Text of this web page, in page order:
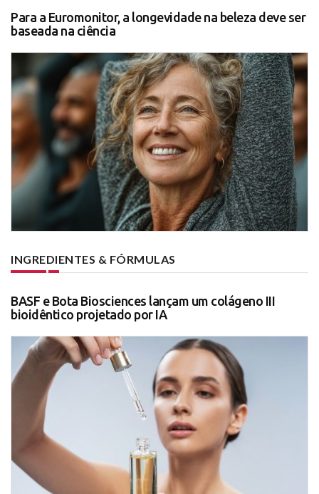
Para a Euromonitor, a longevidade na beleza deve ser
baseada na ciência
INGREDIENTES & FÓRMULAS
BASF e Bota Biosciences lançam um colágeno III
bioidêntico projetado por IA